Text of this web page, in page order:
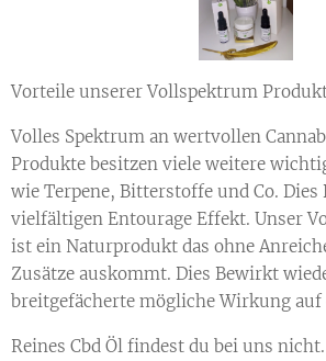
Vorteile unserer Vollspektrum
Volles Spektrum an wertvollen
Produkte besitzen viele weitere
wie Terpene, Bitterstoffe und Co.
vielfältigen Entourage Effekt. Unser
ist ein Naturprodukt das ohne
Zusätze auskommt. Dies Bewirkt
breitgefächerte mögliche Wirkung auf
Reines Cbd Öl findest du bei uns